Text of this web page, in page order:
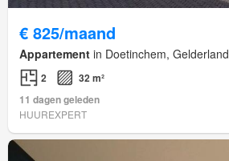
€ 825/maand
Appartement in Doetinchem, Gelderland
2
32 m²
11 dagen geleden
HUUREXPERT